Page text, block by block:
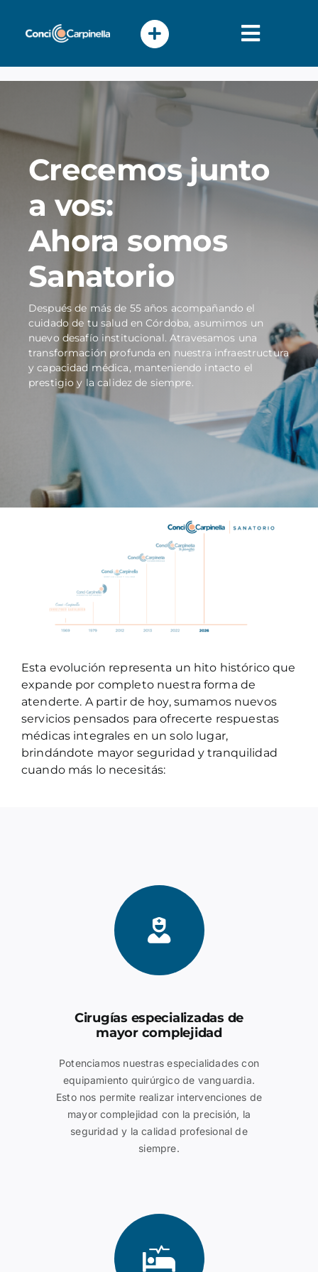
content
Toggle
Nosotros
Crecemos junto
a vos:
Ahora somos
Sanatorio
Después de más de 55 años acompañando el
cuidado de tu salud en Córdoba, asumimos un
nuevo desafío institucional. Atravesamos una
transformación profunda en nuestra infraestructura
y capacidad médica, manteniendo intacto el
prestigio y la calidez de siempre.
Esta evolución representa un hito histórico que
expande por completo nuestra forma de
atenderte. A partir de hoy, sumamos nuevos
servicios pensados para ofrecerte respuestas
médicas integrales en un solo lugar,
brindándote mayor seguridad y tranquilidad
cuando más lo necesitás:
Cirugías especializadas de
mayor complejidad
Potenciamos nuestras especialidades con
equipamiento quirúrgico de vanguardia.
Esto nos permite realizar intervenciones de
mayor complejidad con la precisión, la
seguridad y la calidad profesional de
siempre.